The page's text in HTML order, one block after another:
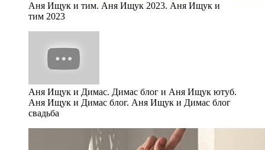
Аня Ищук и тим. Аня Ищук 2023. Аня Ищук и
тим 2023
Аня Ищук и Димас. Димас блог и Аня Ищук ютуб.
Аня Ищук и Димас блог. Аня Ищук и Димас блог
свадьба